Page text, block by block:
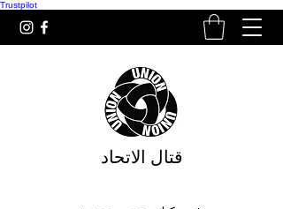
Trustpilot
قتال الاتحاد